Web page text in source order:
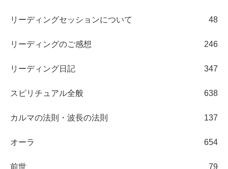
リーディングセッションについて 48
リーディングのご感想 246
リーディング日記 347
スピリチュアル全般 638
カルマの法則・波長の法則 137
オーラ 654
前世 79